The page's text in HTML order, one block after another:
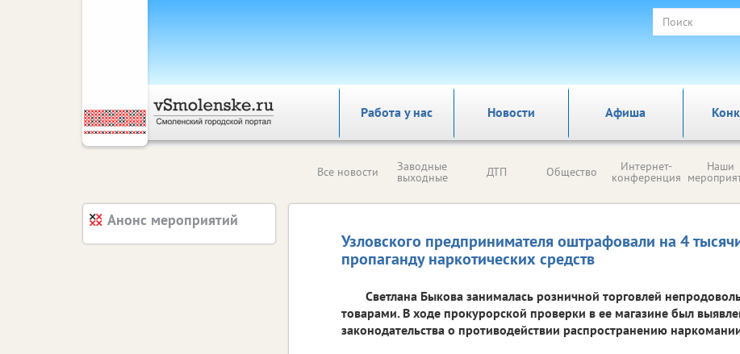
Работа у нас Новости Афиша
Все новости Заводные
выходные ДТП Общество Интернет-
конференция
Наши
Узловского предпринимателя оштрафовали на 4
пропаганду наркотических средств
Светлана Быкова занималась розничной торговлей
товарами. В ходе прокурорской проверки в ее магазине был
законодательства о противодействии распространению
Анонс мероприятий